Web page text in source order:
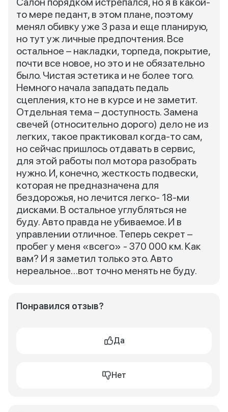
то мере педант, в этом плане, поэтому
менял обивку уже 3 раза и еще планирую,
но тут уж личные предпочтения. Все
остальное – накладки, торпеда, покрытие,
почти все новое, но это и не обязательно
было. Чистая эстетика и не более того.
Немного начала западать педаль
сцепления, кто не в курсе и не заметит.
Отдельная тема – доступность. Замена
свечей (относительно дорого) дело не из
легких, такое практиковал когда-то сам,
но сейчас пришлось отдавать в сервис,
для этой работы пол мотора разобрать
нужно. И, конечно, жесткость подвески,
которая не предназначена для
бездорожья, но лечится легко- 18-ми
дисками. В остальное углубляться не
буду. Авто правда не убиваемое. И в
управлении отличное. Теперь секрет –
пробег у меня «всего» - 370 000 км. Как
вам? И я заметил только это. Авто
нереальное…вот точно менять не буду.
Понравился отзыв?
Да
Нет